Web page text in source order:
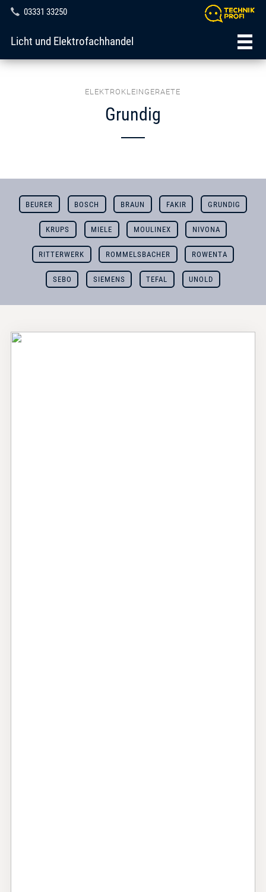
03331 33250
Licht und Elektrofachhandel
ELEKTROKLEINGERAETE
Grundig
BEURER BOSCH BRAUN FAKIR GRUNDIG
KRUPS MIELE MOULINEX NIVONA
RITTERWERK ROMMELSBACHER ROWENTA
SEBO SIEMENS TEFAL UNOLD